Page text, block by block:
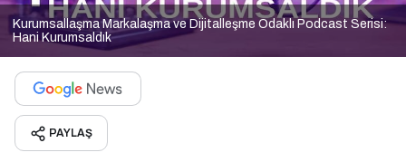
Kurumsallaşma Markalaşma ve Dijitalleşme Odaklı Podcast Serisi:
Hani Kurumsaldık
PAYLAŞ